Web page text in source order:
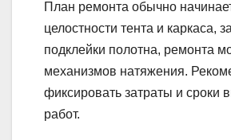
План ремонта обычно
целостности тента и каркаса,
подклейки полотна, ремонта
механизмов натяжения.
фиксировать затраты и сроки
работ.